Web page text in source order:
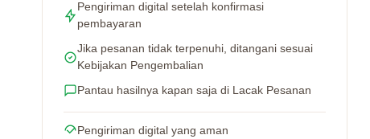
Pengiriman digital setelah konfirmasi
pembayaran
Jika pesanan tidak terpenuhi, ditangani sesuai
Kebijakan Pengembalian
Pantau hasilnya kapan saja di Lacak Pesanan
Pengiriman digital yang aman